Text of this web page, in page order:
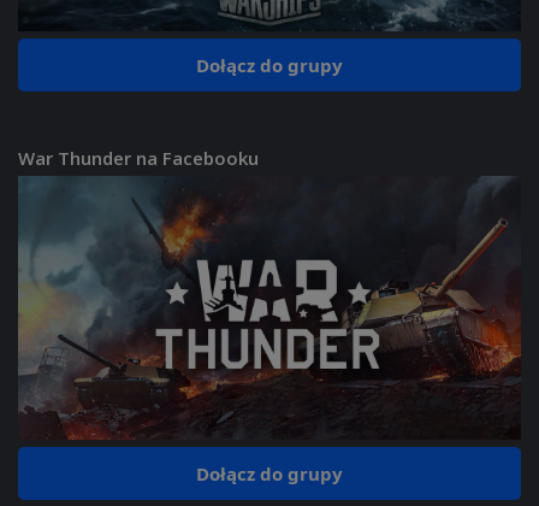
Dołącz do grupy
War Thunder na Facebooku
Dołącz do grupy